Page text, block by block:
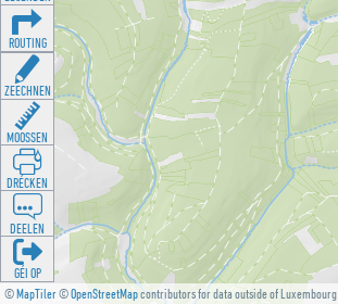
©MapTiler©OpenStreetMapcontributors for data outside of Luxembourg
ROUTING
ZEECHNEN
MOOSSEN
DRÉCKEN
DEELEN
GÉI OP